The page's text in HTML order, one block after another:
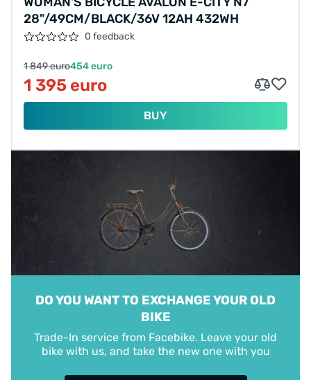
28"/49CM/BLACK/36V 12AH 432WH
0 feedback
1 849 euro454 euro
1 395 euro
BUY
DO YOU WANT TO EXCHANGE YOUR OLD
BIKE
Trade-In service from Facebike. Leave your old
bike with us, and take the new one with you